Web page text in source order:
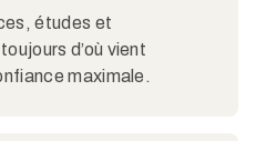
études et
d’où vient
maximale.